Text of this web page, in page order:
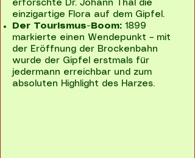
erforschte Dr. Johann Thal die
einzigartige Flora auf dem Gipfel.
Der Tourismus-Boom: 1899
markierte einen Wendepunkt – mit
der Eröffnung der Brockenbahn
wurde der Gipfel erstmals für
jedermann erreichbar und zum
absoluten Highlight des Harzes.